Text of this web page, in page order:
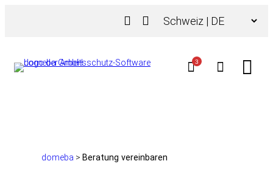
3
domeba > Beratung vereinbaren